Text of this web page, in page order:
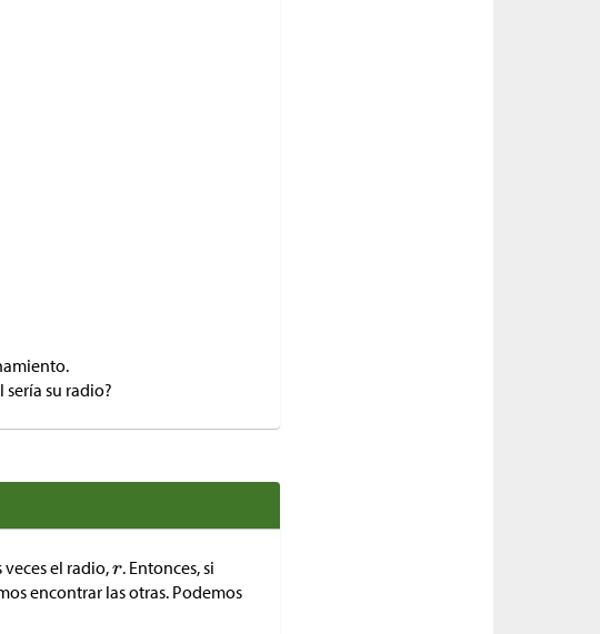
su radio?
veces el radio, . Entonces, si
encontrar las otras. Podemos